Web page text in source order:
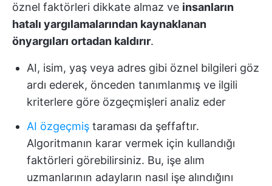
öznel faktörleri dikkate almaz ve insanların
hatalı yargılamalarından kaynaklanan
önyargıları ortadan kaldırır.
AI, isim, yaş veya adres gibi öznel bilgileri göz
ardı ederek, önceden tanımlanmış ve ilgili
kriterlere göre özgeçmişleri analiz eder
AI özgeçmiş taraması da şeffaftır.
Algoritmanın karar vermek için kullandığı
faktörleri görebilirsiniz. Bu, işe alım
uzmanlarının adayların nasıl işe alındığını